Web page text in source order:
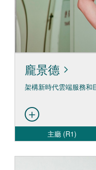
龐景德
架構新時代雲端服務和
主廳 (R1)